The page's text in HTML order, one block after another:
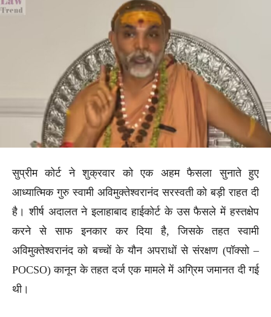
सुप्रीम कोर्ट ने शुक्रवार को एक अहम फैसला सुनाते हुए
आध्यात्मिक गुरु स्वामी अविमुक्तेश्वरानंद सरस्वती को बड़ी राहत दी
है। शीर्ष अदालत ने इलाहाबाद हाईकोर्ट के उस फैसले में हस्तक्षेप
करने से साफ इनकार कर दिया है, जिसके तहत स्वामी
अविमुक्तेश्वरानंद को बच्चों के यौन अपराधों से संरक्षण (पॉक्सो –
POCSO) कानून के तहत दर्ज एक मामले में अग्रिम जमानत दी गई
थी।